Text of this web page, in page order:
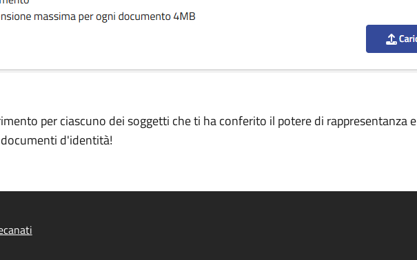
per ciascuno dei soggetti che ti ha conferito il potere di rappresentanza e
d'identità!